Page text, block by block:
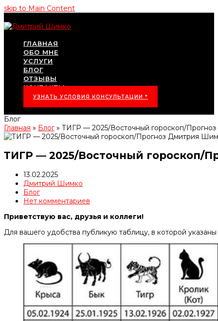
skip to Main Content
ГЛАВНАЯ
ОБО МНЕ
УСЛУГИ
БЛОГ
ОТЗЫВЫ
КОНТАКТЫ
УЗНАТЬ УСЛОВИЯ КОНСУЛЬТАЦИИ *
Блог
Главная » Блог» ТИГР — 2025/Восточный гороскоп/
ТИГР — 2025/Восточный гороскоп/
13.02.2025
Дмитрий Шимко
Блог
Нет комментариев
Приветствую вас, друзья и коллеги!
Для вашего удобства публикую таблицу, в которой